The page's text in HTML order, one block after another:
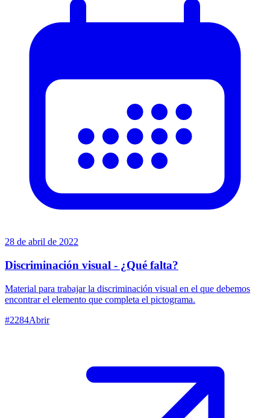
28 de abril de 2022
Discriminación visual - ¿Qué falta?
Material para trabajar la discriminación visual en el que debemos
encontrar el elemento que completa el pictograma.
#2284Abrir